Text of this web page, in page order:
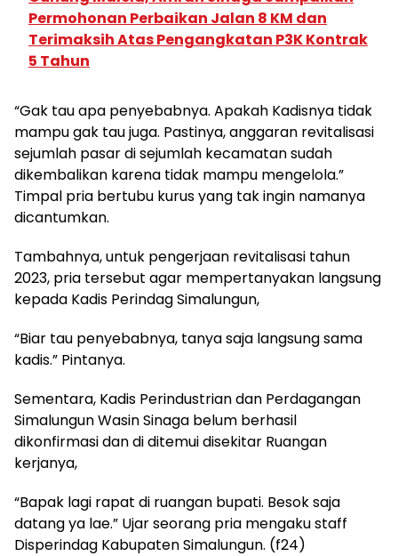
Permohonan Perbaikan Jalan 8 KM dan
Terimaksih Atas Pengangkatan P3K Kontrak
5 Tahun
“Gak tau apa penyebabnya. Apakah Kadisnya tidak
mampu gak tau juga. Pastinya, anggaran revitalisasi
sejumlah pasar di sejumlah kecamatan sudah
dikembalikan karena tidak mampu mengelola.”
Timpal pria bertubu kurus yang tak ingin namanya
dicantumkan.
Tambahnya, untuk pengerjaan revitalisasi tahun
2023, pria tersebut agar mempertanyakan langsung
kepada Kadis Perindag Simalungun,
“Biar tau penyebabnya, tanya saja langsung sama
kadis.” Pintanya.
Sementara, Kadis Perindustrian dan Perdagangan
Simalungun Wasin Sinaga belum berhasil
dikonfirmasi dan di ditemui disekitar Ruangan
kerjanya,
“Bapak lagi rapat di ruangan bupati. Besok saja
datang ya lae.” Ujar seorang pria mengaku staff
Disperindag Kabupaten Simalungun. (f24)